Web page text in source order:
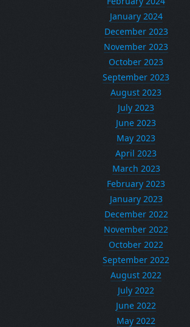
January 2024
December 2023
November 2023
October 2023
September 2023
August 2023
July 2023
June 2023
May 2023
April 2023
March 2023
February 2023
January 2023
December 2022
November 2022
October 2022
September 2022
August 2022
July 2022
June 2022
May 2022